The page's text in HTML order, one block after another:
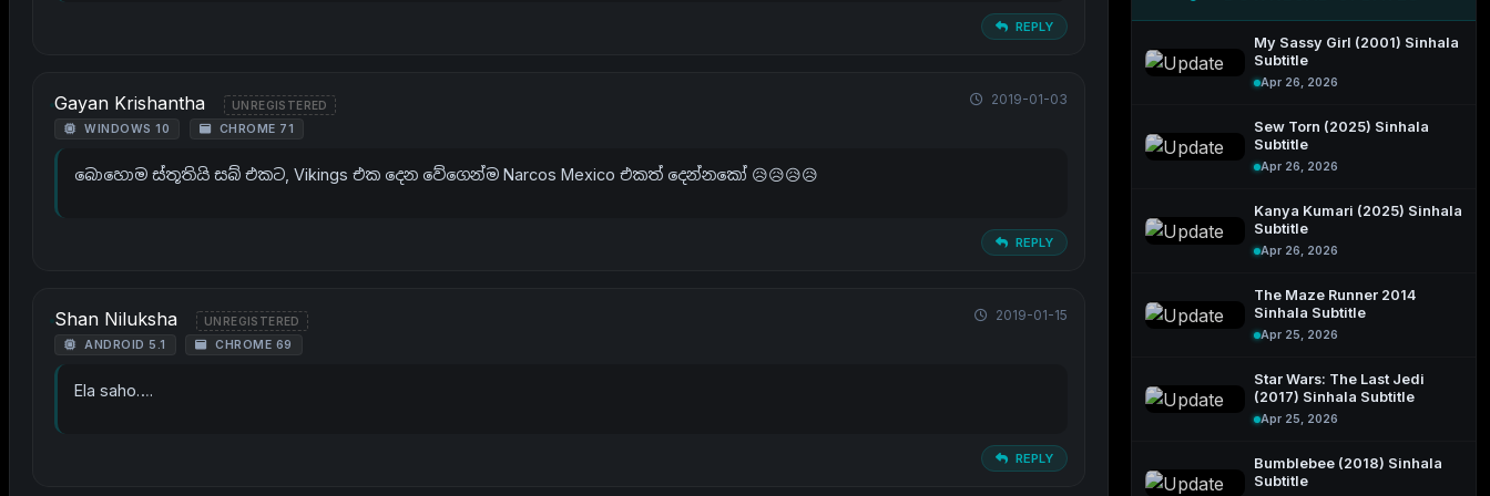
REPLY
Gayan Krishantha UNREGISTERED
WINDOWS 10 CHROME 71
2019-01-03
බොහොම ස්තූතියි සබ් එකට, Vikings එක දෙන වේගෙන්ම Narcos Mexico එකත් දෙන්නකෝ 😥😥😥😥
REPLY
Shan Niluksha UNREGISTERED
ANDROID 5.1 CHROME 69
2019-01-15
Ela saho….
REPLY
My Sassy Girl (2001) Sinhala
Subtitle
Apr 26, 2026
Sew Torn (2025) Sinhala
Subtitle
Apr 26, 2026
Kanya Kumari (2025) Sinhala
Subtitle
Apr 26, 2026
The Maze Runner 2014
Sinhala Subtitle
Apr 25, 2026
Star Wars: The Last Jedi
(2017) Sinhala Subtitle
Apr 25, 2026
Bumblebee (2018) Sinhala
Subtitle